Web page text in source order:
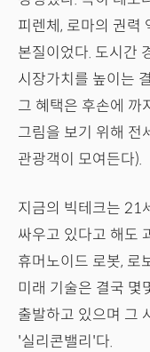
피렌체, 로마의 권력
본질이었다. 도시간
시장가치를 높이는
그 혜택은 후손에 까
그림을 보기 위해 전
관광객이 모여든다).
지금의 빅테크는 21
싸우고 있다고 해도
휴머노이드 로봇, 로
미래 기술은 결국 몇
출발하고 있으며 그
'실리콘밸리'다.